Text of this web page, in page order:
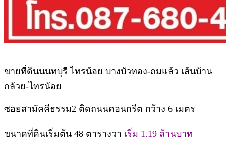
ขายที่ดินนนทบุรี ไทรน้อย บางบัวทอง-ถมแล้ว เส้นบ้าน
กล้วย-ไทรน้อย
ซอยสามัคคีธรรม2 ติดถนนคอนกรีต กว้าง 6 เมตร
ขนาดที่ดินเริ่มต้น 48 ตารางวา เริ่ม 1.19 ล้านบาท